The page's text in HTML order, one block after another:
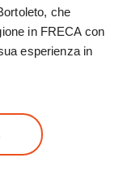
che
in FRECA con
esperienza in